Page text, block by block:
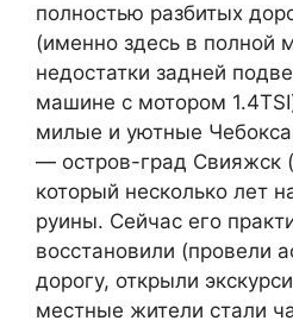
полностью разбитых
(именно здесь в полной
недостатки задней
машине с мотором
милые и уютные
— остров-град Свияжск
который несколько лет
руины. Сейчас его
восстановили (провели
дорогу, открыли
местные жители стали